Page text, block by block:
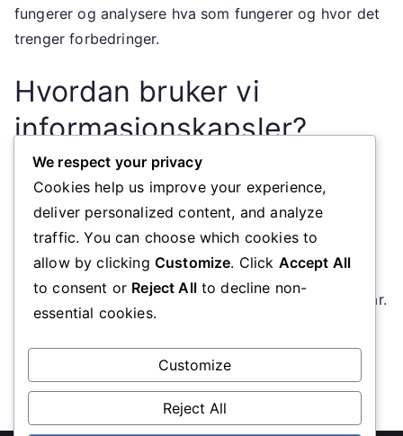
fungerer og analysere hva som fungerer og hvor det
trenger forbedringer.
Hvordan bruker vi
informasjonskapsler?
Når du besøker urblog.org, kan vi bruke
informasjonskapsler til å:
Forbedre brukeropplevelsen ved å huske
innstillingene dine.
Analysere hvordan besøkende bruker nettsiden vår.
Tilby målrettet reklame basert på dine interesser.
We respect your privacy
Cookies help us improve your experience,
deliver personalized content, and analyze
traffic. You can choose which cookies to
allow by clicking Customize. Click Accept All
to consent or Reject Allto decline non-
essential cookies.
Customize
Reject All